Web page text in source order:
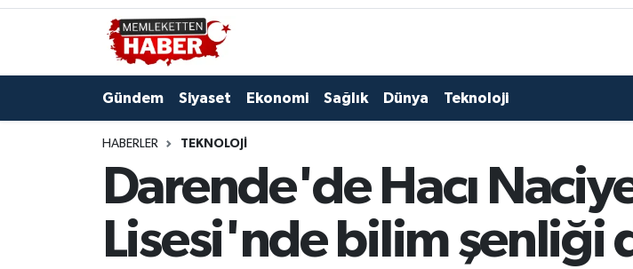
Gündem Siyaset Ekonomi Sağlık Dünya Teknoloji
HABERLER TEKNOLOJI
Darende'de Hacı
Lisesi'nde bilim şenliği